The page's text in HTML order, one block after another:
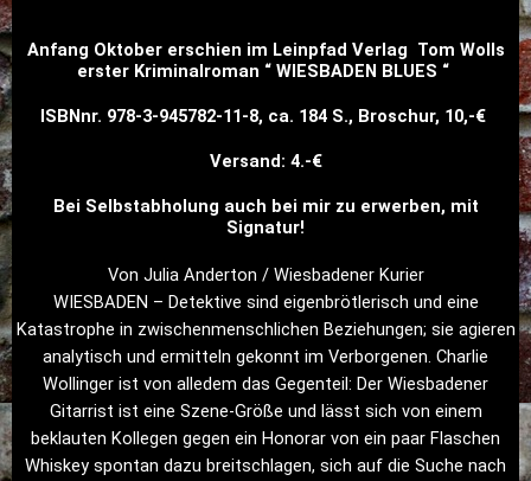
Anfang Oktober erschien im Leinpfad Verlag Tom Wolls
erster Kriminalroman “ WIESBADEN BLUES “
ISBNnr. 978-3-945782-11-8, ca. 184 S., Broschur, 10,-€
Versand: 4.-€
Bei Selbstabholung auch bei mir zu erwerben, mit
Signatur!
Von Julia Anderton / Wiesbadener Kurier
WIESBADEN – Detektive sind eigenbrötlerisch und eine
Katastrophe in zwischenmenschlichen Beziehungen; sie agieren
analytisch und ermitteln gekonnt im Verborgenen. Charlie
Wollinger ist von alledem das Gegenteil: Der Wiesbadener
Gitarrist ist eine Szene-Größe und lässt sich von einem
beklauten Kollegen gegen ein Honorar von ein paar Flaschen
Whiskey spontan dazu breitschlagen, sich auf die Suche nach